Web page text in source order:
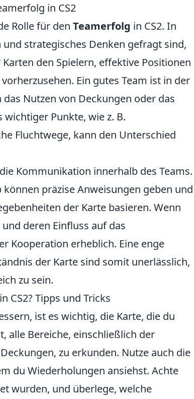
in CS2
Rolle für den Teamerfolg in CS2. In
strategisches Denken gefragt sind,
den Spielern, effektive Positionen
Ein gutes Team ist in der
Nutzen von Deckungen oder das
Punkte, wie z. B.
Fluchtwege, kann den Unterschied
die Kommunikation innerhalb des Teams.
präzise Anweisungen geben und
der Karte basieren. Wenn
deren Einfluss auf das
Kooperation erheblich. Eine enge
der Karte sind somit unerlässlich,
zu sein.
CS2? Tipps und Tricks
ist es wichtig, die Karte, die du
alle Bereiche, einschließlich der
zu erkunden. Nutze auch die
du Wiederholungen ansiehst. Achte
wurden, und überlege, welche